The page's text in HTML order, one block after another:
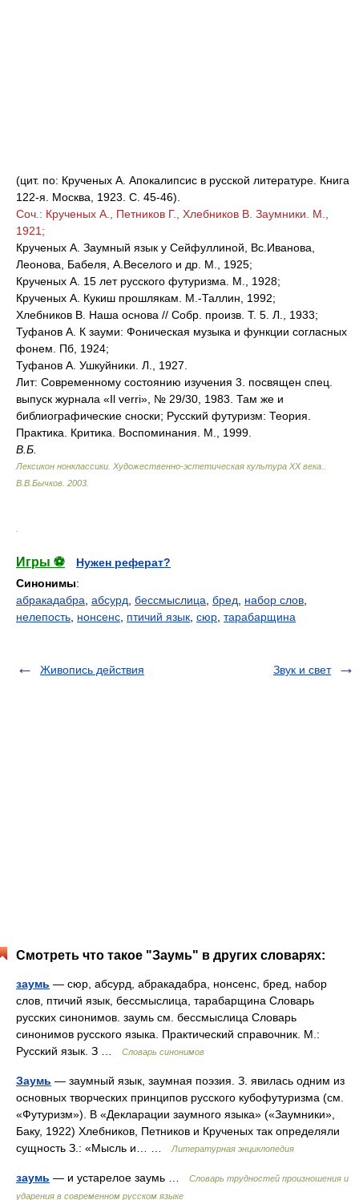
(цит. по: Крученых А. Апокалипсис в русской литературе. Книга
122-я. Москва, 1923. С. 45-46).
Соч.: Крученых А., Петников Г., Хлебников В. Заумники. М.,
1921;
Крученых А. Заумный язык у Сейфуллиной, Вс.Иванова,
Леонова, Бабеля, А.Веселого и др. М., 1925;
Крученых А. 15 лет русского футуризма. М., 1928;
Крученых А. Кукиш прошлякам. М.-Таллин, 1992;
Хлебников В. Наша основа // Собр. произв. Т. 5. Л., 1933;
Туфанов А. К зауми: Фоническая музыка и функции согласных
фонем. Пб, 1924;
Туфанов А. Ушкуйники. Л., 1927.
Лит: Современному состоянию изучения 3. посвящен спец.
выпуск журнала «Il verri», № 29/30, 1983. Там же и
библиографические сноски; Русский футуризм: Теория.
Практика. Критика. Воспоминания. М., 1999.
В.Б.
Лексикон нонклассики. Художественно-эстетическая культура XX века.
В.В.Бычков 2003
Игры ⚽
Нужен реферат?
Синонимы:
абракадабра абсурд бессмыслица бред набор слов
нелепость нонсенс птичий язык сюр тарабарщина
Живопись действия Звук и свет
Смотреть что такое "Заумь" в других словарях:
заумь — сюр, абсурд, абракадабра, нонсенс, бред, набор
слов, птичий язык, бессмыслица, тарабарщина Словарь
русских синонимов. заумь см. бессмыслица Словарь
синонимов русского языка. Практический справочник. М.:
Русский язык. З …
Словарь синонимов
Заумь — заумный язык, заумная поэзия. З. явилась одним из
основных творческих принципов русского кубофутуризма (см.
«Футуризм»). В «Декларации заумного языка» («Заумники»,
Баку, 1922) Хлебников, Петников и Крученых так определяли
сущность З.: «Мысль и… …
Литературная энциклопедия
заумь — и устарелое заумь …
Словарь трудностей произношения и
ударения в современном русском языке